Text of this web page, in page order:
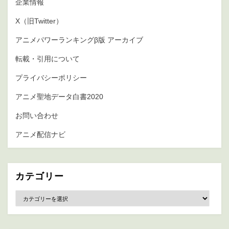
企業情報
X（旧Twitter）
アニメパワーランキングβ版 アーカイブ
転載・引用について
プライバシーポリシー
アニメ聖地データ白書2020
お問い合わせ
アニメ配信ナビ
カテゴリー
テ